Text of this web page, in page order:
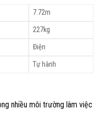
7.72m
227kg
Điện
Tự hành
nhiều môi trường làm việc